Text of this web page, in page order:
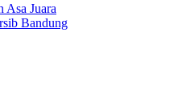
Juara
Bandung